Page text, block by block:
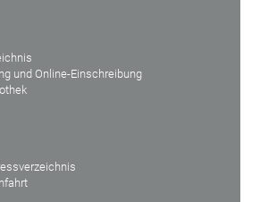
und Online-Einschreibung